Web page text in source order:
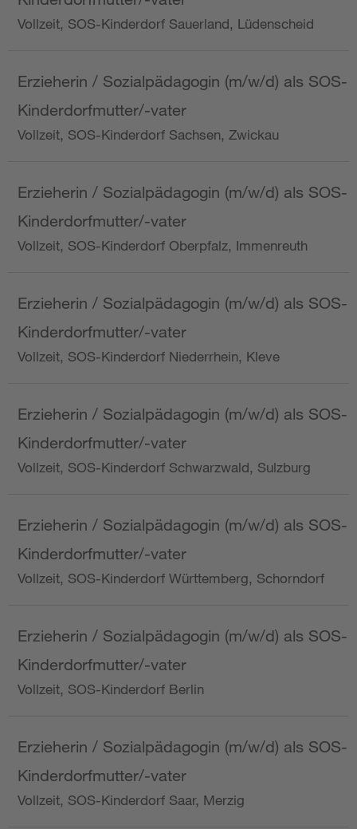
Vollzeit, SOS-Kinderdorf Sauerland, Lüdenscheid
Erzieherin / Sozialpädagogin (m/w/d) als SOS-
Kinderdorfmutter/-vater
Vollzeit, SOS-Kinderdorf Sachsen, Zwickau
Erzieherin / Sozialpädagogin (m/w/d) als SOS-
Kinderdorfmutter/-vater
Vollzeit, SOS-Kinderdorf Oberpfalz, Immenreuth
Erzieherin / Sozialpädagogin (m/w/d) als SOS-
Kinderdorfmutter/-vater
Vollzeit, SOS-Kinderdorf Niederrhein, Kleve
Erzieherin / Sozialpädagogin (m/w/d) als SOS-
Kinderdorfmutter/-vater
Vollzeit, SOS-Kinderdorf Schwarzwald, Sulzburg
Erzieherin / Sozialpädagogin (m/w/d) als SOS-
Kinderdorfmutter/-vater
Vollzeit, SOS-Kinderdorf Württemberg, Schorndorf
Erzieherin / Sozialpädagogin (m/w/d) als SOS-
Kinderdorfmutter/-vater
Vollzeit, SOS-Kinderdorf Berlin
Erzieherin / Sozialpädagogin (m/w/d) als SOS-
Kinderdorfmutter/-vater
Vollzeit, SOS-Kinderdorf Saar, Merzig